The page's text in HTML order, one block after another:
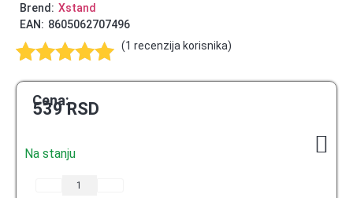
Brend: Xstand
EAN: 8605062707496
Ocenjeno
5.00od 5
na osnovu
1
(1 recenzija korisnika)
Cena:
539RSD
Na stanju